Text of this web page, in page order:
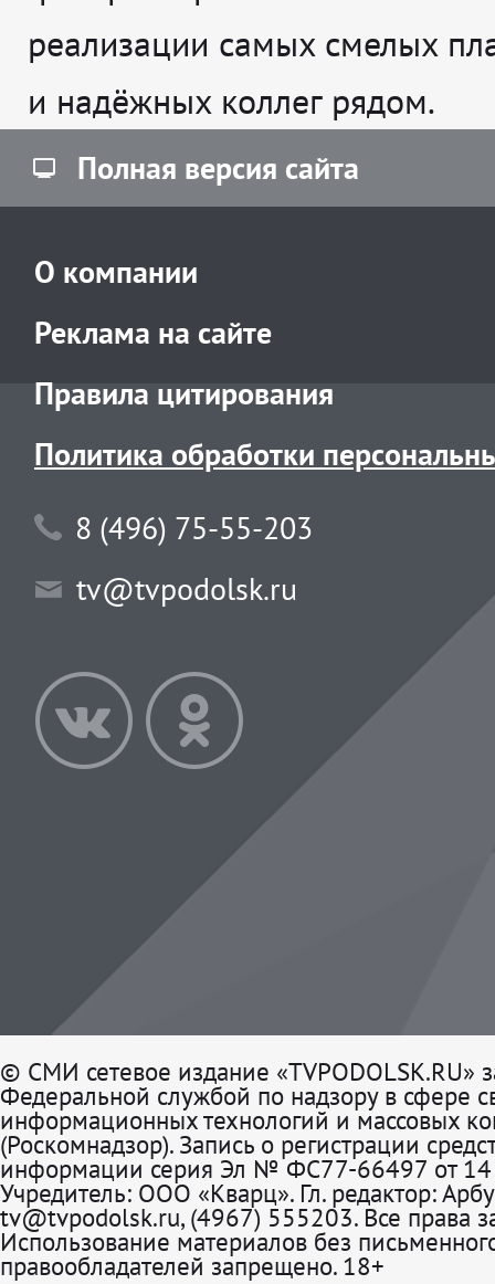
реализации самых смелых
и надёжных коллег рядом.
Полная версия сайта
О компании
Реклама на сайте
Правила цитирования
Политика обработки
8 (496) 75-55-203
tv@tvpodolsk.ru
© СМИ сетевое издание «TVPODOLSK.RU»
Федеральной службой по надзору в сфере
информационных технологий и массовых
(Роскомнадзор). Запись о регистрации
информации серия Эл № ФС77-66497 от 14
Учредитель: ООО «Кварц». Гл. редактор:
tv@tvpodolsk.ru, (4967) 555203. Все права
Использование материалов без
правообладателей запрещено. 18+